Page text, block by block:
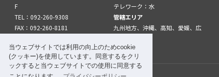
当ウェブサイトでは利用の向上のためcookie
(クッキー)を使用しています。同意するをクリ
ックすると当ウェブサイトでの使用に同意する
F
TEL：092-260-9308
FAX：092-260-8181
テレワーク：水
管轄エリア
九州地方、沖縄、高知、愛媛、広